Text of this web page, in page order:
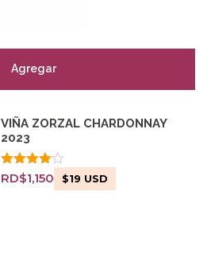
Agregar
VIÑA ZORZAL CHARDONNAY
2023
Valorado
RD$1,150 $19 USD